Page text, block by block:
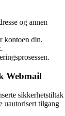
og annen
kontoen din.
Webmail
sikkerhetstiltak
uautorisert tilgang